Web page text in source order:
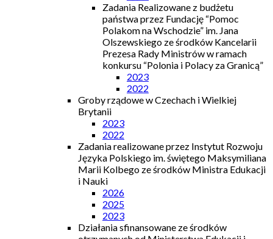
Zadania Realizowane z budżetu
państwa przez Fundację “Pomoc
Polakom na Wschodzie” im. Jana
Olszewskiego ze środków Kancelarii
Prezesa Rady Ministrów w ramach
konkursu “Polonia i Polacy za Granicą”
2023
2022
Groby rządowe w Czechach i Wielkiej
Brytanii
2023
2022
Zadania realizowane przez Instytut Rozwoju
Języka Polskiego im. świętego Maksymiliana
Marii Kolbego ze środków Ministra Edukacji
i Nauki
2026
2025
2023
Działania sfinansowane ze środków